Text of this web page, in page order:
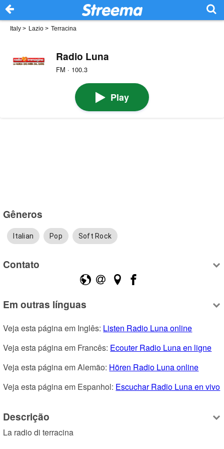
Italy > Lazio > Terracina
Radio Luna
FM · 100.3
Play
Gêneros
Italian Pop Soft Rock
Contato
Em outras línguas
Veja esta página em Inglês: Listen Radio Luna online
Veja esta página em Francês: Ecouter Radio Luna en ligne
Veja esta página em Alemão: Hören Radio Luna online
Veja esta página em Espanhol: Escuchar Radio Luna en vivo
Descrição
La radio di terracina